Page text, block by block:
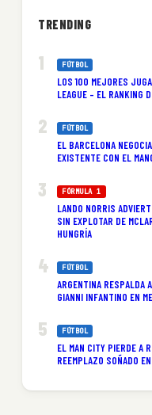
TRENDING
FÚTBOL
LOS 100 MEJORES
LEAGUE – EL RANKING
FÚTBOL
EL BARCELONA
EXISTENTE CON EL
FÓRMULA 1
LANDO NORRIS
SIN EXPLOTAR DE
HUNGRÍA
FÚTBOL
ARGENTINA RESPALDA
GIANNI INFANTINO EN
FÚTBOL
EL MAN CITY PIERDE A
REEMPLAZO SOÑADO